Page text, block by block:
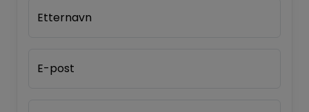
Etternavn
E-post